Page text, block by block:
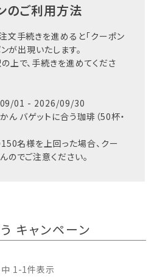
のご利用方法
文手続きを進めると「クーポン
が出現いたします。
上で、手続きを進めてくださ
01 - 2026/09/30
バゲットに合う珈琲（50杯・
名様を上回った場合、クー
のでご注意ください。
キャンペーン
1 -1件表示